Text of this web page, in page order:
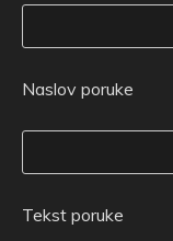
Naslov poruke
Tekst poruke